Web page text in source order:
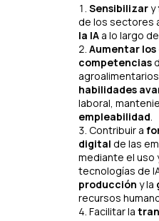
Sensibilizary
de los sectores
la IA a lo largo
Aumentar
competencias
habilidades
laboral,
empleabilidad.
Contribuir a
digital de las
mediante el uso
tecnologías de
producción y la
recursos
Facilitar la